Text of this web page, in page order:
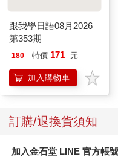
跟我學日語08月2026
第353期
180 特價 171 元
加入購物車
訂購/退換貨須知
加入金石堂 LINE 官方帳